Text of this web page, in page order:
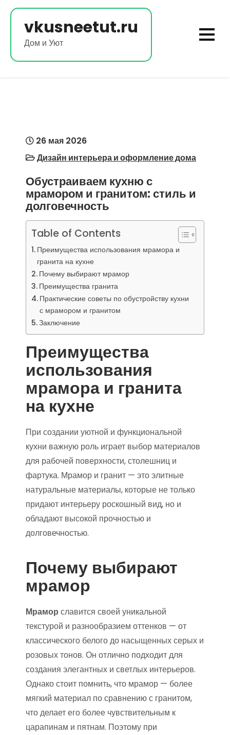
Перейти
содержимому
vkusneetut.ru
Дом и Уют
26 мая 2026
Дизайн интерьера и оформление дома
Обустраиваем кухню с
мрамором и гранитом: стиль и
долговечность
Table of Contents
Преимущества использования мрамора и
гранита на кухне
Почему выбирают мрамор
Преимущества гранита
Практические советы по обустройству кухни
с мрамором и гранитом
Заключение
Преимущества
использования
мрамора и гранита
на кухне
При создании уютной и функциональной
кухни важную роль играет выбор материалов
для рабочей поверхности, столешниц и
фартука. Мрамор и гранит — это элитные
натуральные материалы, которые не только
придают интерьеру роскошный вид, но и
обладают высокой прочностью и
долговечностью.
Почему выбирают
мрамор
Мрамор славится своей уникальной
текстурой и разнообразием оттенков — от
классического белого до насыщенных серых и
розовых тонов. Он отлично подходит для
создания элегантных и светлых интерьеров.
Однако стоит помнить, что мрамор — более
мягкий материал по сравнению с гранитом,
что делает его более чувствительным к
царапинам и пятнам. Поэтому при